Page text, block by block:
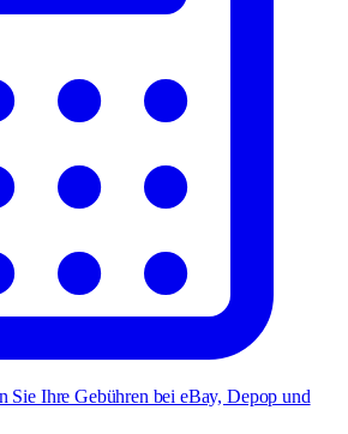
Sie Ihre Gebühren bei eBay, Depop und